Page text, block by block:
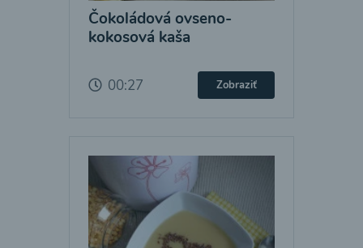
Čokoládová ovseno-
kokosová kaša
00:27 Zobraziť